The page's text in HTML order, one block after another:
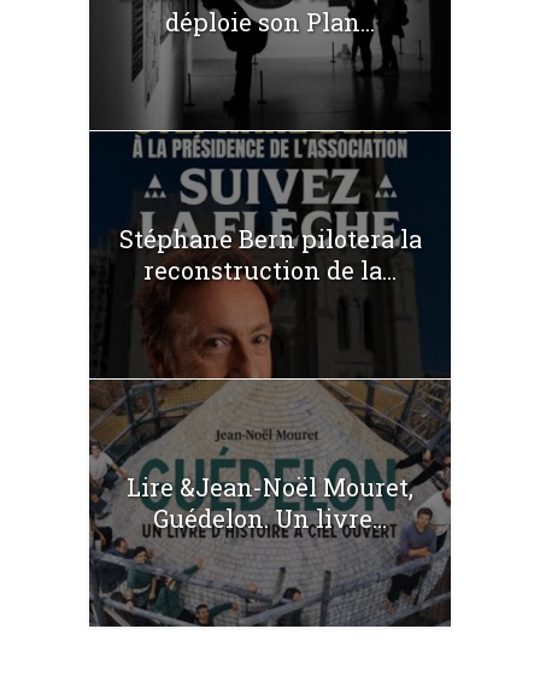
déploie son Plan...
Stéphane Bern pilotera la
reconstruction de la...
Lire &Jean-Noël Mouret,
Guédelon. Un livre...